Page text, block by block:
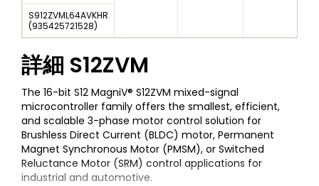
S912ZVML64AVKHR
(935425721528)
詳細 S12ZVM
The 16-bit S12 MagniV® S12ZVM mixed-signal
microcontroller family offers the smallest, efficient,
and scalable 3-phase motor control solution for
Brushless Direct Current (BLDC) motor, Permanent
Magnet Synchronous Motor (PMSM), or Switched
Reluctance Motor (SRM) control applications for
industrial and automotive.